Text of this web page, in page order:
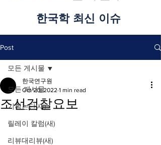
​한국학 최신 이슈
Post
모든 게시물
기획논단(새)
릴레이 칼럼(새)
리뷰대리뷰(새)
모든 게시물
조선검찰요보
한국연구원
Oct 20, 2022 1 min read